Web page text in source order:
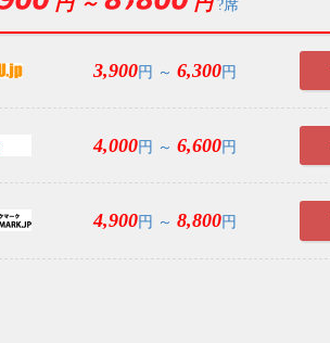
?席
3,900円 ～6,300円
4,000円 ～6,600円
4,900円 ～8,800円